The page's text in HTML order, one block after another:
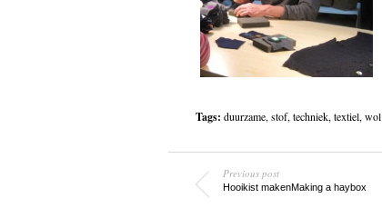
Tags: duurzame, stof, techniek, textiel, wol
Previous post
Hooikist makenMaking a haybox